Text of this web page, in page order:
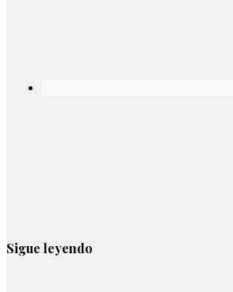
Sigue leyendo